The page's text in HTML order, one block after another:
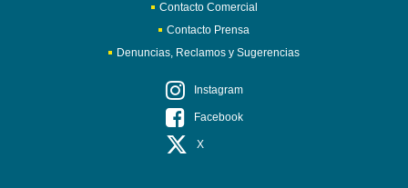
Contacto Comercial
Contacto Prensa
Denuncias, Reclamos y Sugerencias
Instagram
Facebook
X